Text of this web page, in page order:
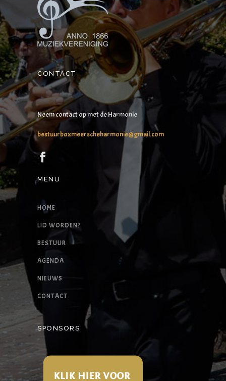
CONTACT
Neem contact op met de Harmonie
bestuurboxmeerscheharmonie@gmail.com
MENU
HOME
LID WORDEN?
BESTUUR
AGENDA
NIEUWS
CONTACT
SPONSORS